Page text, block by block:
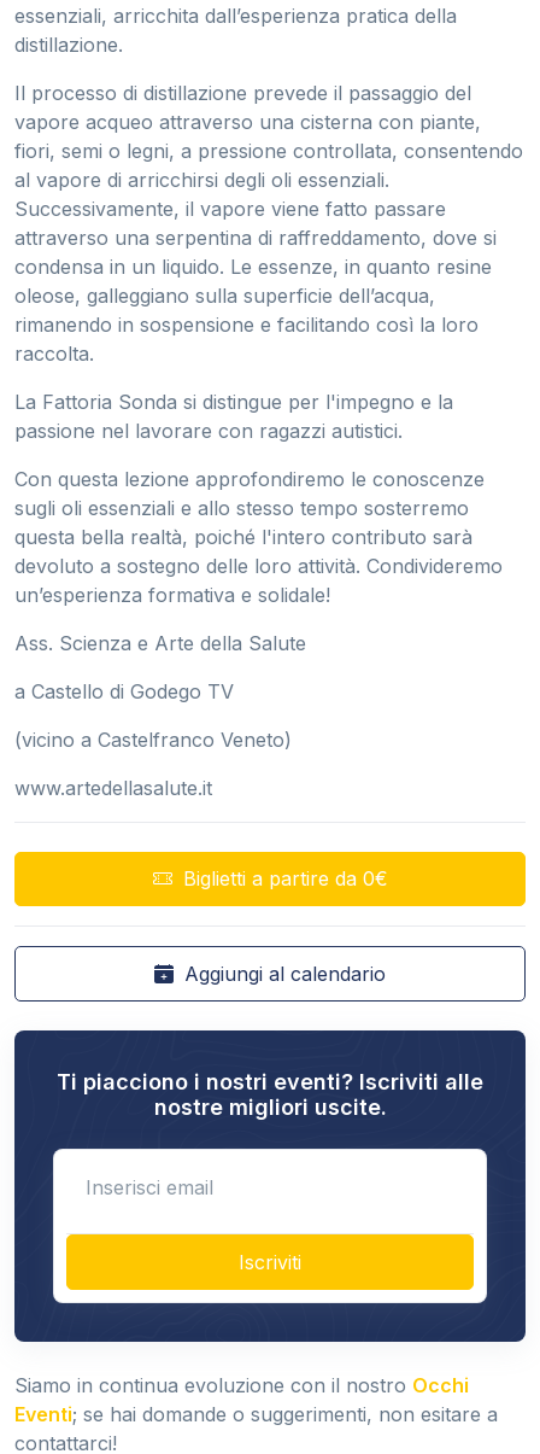
essenziali, arricchita dall’esperienza pratica della
distillazione.
Il processo di distillazione prevede il passaggio del
vapore acqueo attraverso una cisterna con piante,
fiori, semi o legni, a pressione controllata, consentendo
al vapore di arricchirsi degli oli essenziali.
Successivamente, il vapore viene fatto passare
attraverso una serpentina di raffreddamento, dove si
condensa in un liquido. Le essenze, in quanto resine
oleose, galleggiano sulla superficie dell’acqua,
rimanendo in sospensione e facilitando così la loro
raccolta.
La Fattoria Sonda si distingue per l'impegno e la
passione nel lavorare con ragazzi autistici.
Con questa lezione approfondiremo le conoscenze
sugli oli essenziali e allo stesso tempo sosterremo
questa bella realtà, poiché l'intero contributo sarà
devoluto a sostegno delle loro attività. Condivideremo
un’esperienza formativa e solidale!
Ass. Scienza e Arte della Salute
a Castello di Godego TV
(vicino a Castelfranco Veneto)
www.artedellasalute.it
Biglietti a partire da 0€
Aggiungi al calendario
Ti piacciono i nostri eventi? Iscriviti alle
nostre migliori uscite.
Iscriviti
Siamo in continua evoluzione con il nostro Occhi
Eventi; se hai domande o suggerimenti, non esitare a
contattarci!